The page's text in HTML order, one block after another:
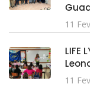
11
LIFE
11